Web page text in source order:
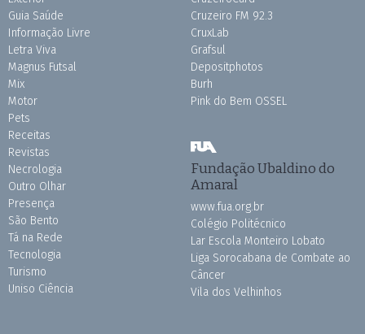
Guia Saúde
Informação Livre
Letra Viva
Magnus Futsal
Mix
Motor
Pets
Receitas
Revistas
Necrologia
Outro Olhar
Presença
São Bento
Tá na Rede
Tecnologia
Turismo
Uniso Ciência
Cruzeiro FM 92.3
CruxLab
Grafsul
Depositphotos
Burh
Pink do Bem OSSEL
Fundação Ubaldino do
Amaral
www.fua.org.br
Colégio Politécnico
Lar Escola Monteiro Lobato
Liga Sorocabana de Combate ao
Câncer
Vila dos Velhinhos